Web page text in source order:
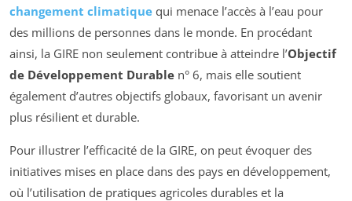
changement climatique qui menace l’accès à l’eau pour
des millions de personnes dans le monde. En procédant
ainsi, la GIRE non seulement contribue à atteindre l’Objectif
de Développement Durable n° 6, mais elle soutient
également d’autres objectifs globaux, favorisant un avenir
plus résilient et durable.
Pour illustrer l’efficacité de la GIRE, on peut évoquer des
initiatives mises en place dans des pays en développement,
où l’utilisation de pratiques agricoles durables et la